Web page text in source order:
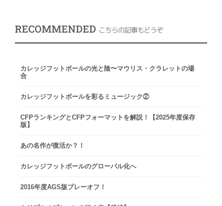
RECOMMENDED こちらの記事もどうぞ
カレッジフットボールの光と陰〜マウリス・クラレットの場
合
カレッジフットボールを彩るミュージック②
CFPランキングとCFPフォーマットを解説！【2025年度保存
版】
あの名作が復活か？！
カレッジフットボールのグローバル化へ
2016年度AGS版プレーオフ！